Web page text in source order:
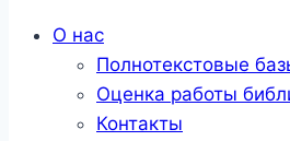
О нас
Полнотекстовые
Оценка работы
Контакты